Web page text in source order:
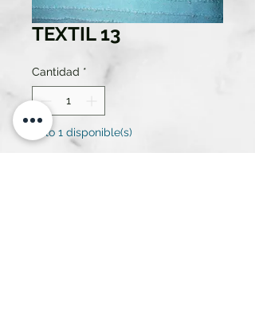
TEXTIL 13
Cantidad *
Solo 1 disponible(s)